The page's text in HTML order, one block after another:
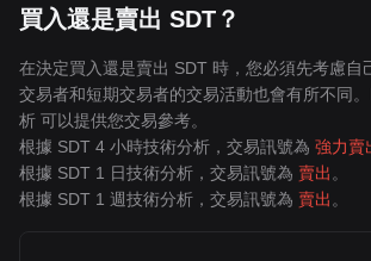
買入還是賣出 SDT？
在決定買入還是賣出 SDT 時，您必須先考慮自
交易者和短期交易者的交易活動也會有所不同
析 可以提供您交易參考。
根據 SDT 4 小時技術分析，交易訊號為 強力賣
根據 SDT 1 日技術分析，交易訊號為 賣出 。
根據 SDT 1 週技術分析，交易訊號為 賣出 。